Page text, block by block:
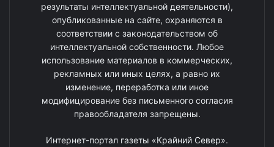
результаты интеллектуальной деятельности),
опубликованные на сайте, охраняются в
соответствии с законодательством об
интеллектуальной собственности. Любое
использование материалов в коммерческих,
рекламных или иных целях, а равно их
изменение, переработка или иное
модифицирование без письменного согласия
правообладателя запрещены.
Интернет-портал газеты «Крайний Север».